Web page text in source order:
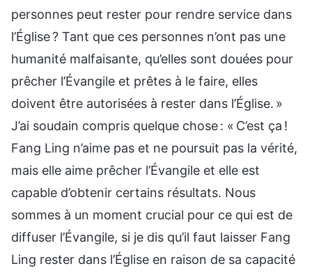
personnes peut rester pour rendre service dans
l’Église ? Tant que ces personnes n’ont pas une
humanité malfaisante, qu’elles sont douées pour
prêcher l’Évangile et prêtes à le faire, elles
doivent être autorisées à rester dans l’Église. »
J’ai soudain compris quelque chose : « C’est ça !
Fang Ling n’aime pas et ne poursuit pas la vérité,
mais elle aime prêcher l’Évangile et elle est
capable d’obtenir certains résultats. Nous
sommes à un moment crucial pour ce qui est de
diffuser l’Évangile, si je dis qu’il faut laisser Fang
Ling rester dans l’Église en raison de sa capacité